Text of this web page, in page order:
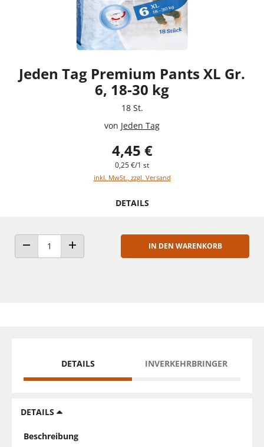
Jeden Tag Premium Pants XL Gr.
6, 18-30 kg
18 St.
von Jeden Tag
4,45 €
0,25 €/1 st
inkl. MwSt., zzgl. Versand
DETAILS
ANZAHL VERRINGERNANZAHL ERHÖHEN
IN DEN WARENKORB
DETAILS INVERKEHRBRINGER
DETAILS
Beschreibung